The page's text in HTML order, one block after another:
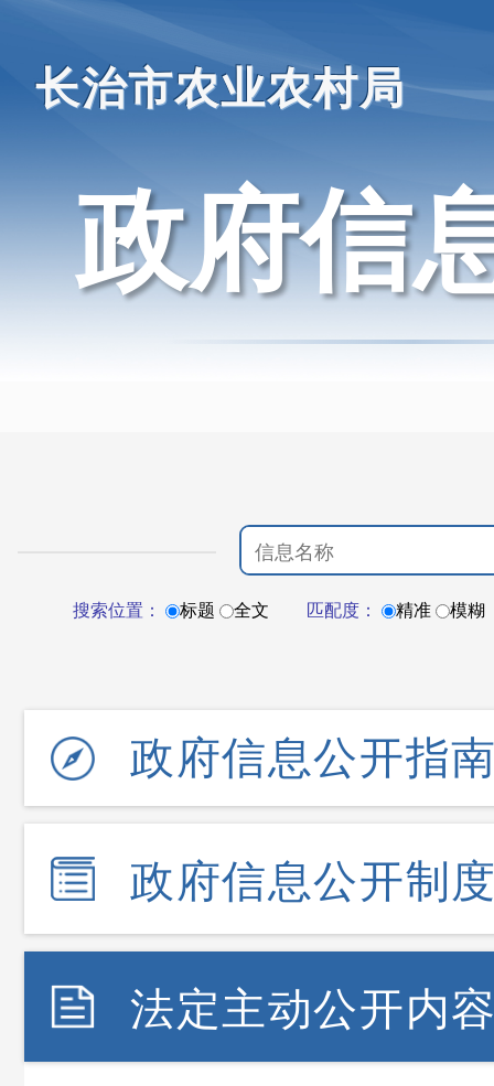
长治市农业农村局
政府信
搜索位置： 标题 全文 匹配度： 精准 模糊
政府信息公开指
政府信息公开制
法定主动公开内